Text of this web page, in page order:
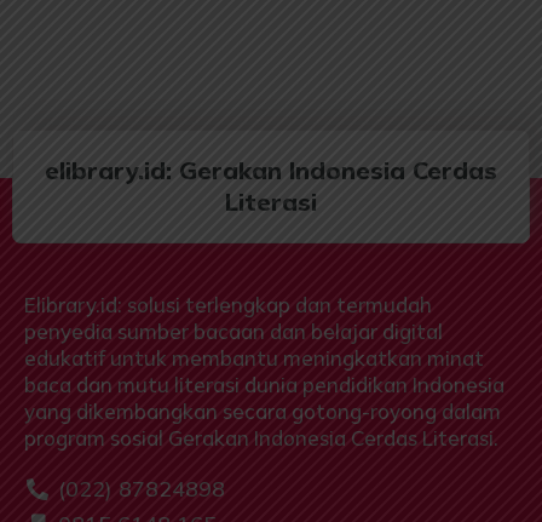
elibrary.id: Gerakan Indonesia Cerdas
Literasi
Elibrary.id: solusi terlengkap dan termudah
penyedia sumber bacaan dan belajar digital
edukatif untuk membantu meningkatkan minat
baca dan mutu literasi dunia pendidikan Indonesia
yang dikembangkan secara gotong-royong dalam
program sosial Gerakan Indonesia Cerdas Literasi.
(022) 87824898